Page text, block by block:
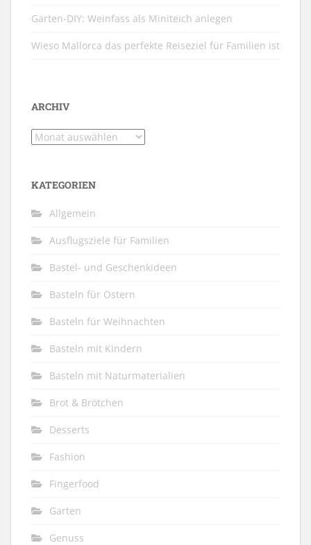
Garten-DIY: Weinfass als Miniteich anlegen
Wieso Mallorca das perfekte Reiseziel für Familien ist
ARCHIV
Archiv
KATEGORIEN
Allgemein
Ausflugsziele für Familien
Bastel- und Geschenkideen
Basteln für Ostern
Basteln für Weihnachten
Basteln mit Kindern
Basteln mit Naturmaterialien
Brot & Brötchen
Desserts
Fashion
Fingerfood
Garten
Genuss